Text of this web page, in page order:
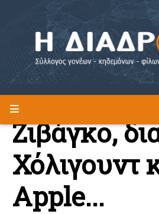
Η ΔΙΑΔΡΟΜΗ
Ζιβάγκο,
Χόλιγουντ
Apple...